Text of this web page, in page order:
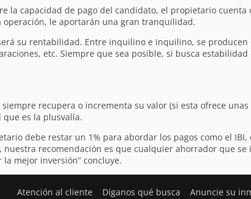
la capacidad de pago del candidato, el propietario cuenta
le aportarán una gran tranquilidad.
su rentabilidad. Entre inquilino e inquilino, se producen
etc. Siempre que sea posible, si busca
recupera o incrementa su valor (si esta ofrece unas
es la plusvalía.
debe restar un 1% para abordar los pagos como el
recomendación es que cualquier ahorrador que se
mejor inversión” concluye.
Atención al cliente Díganos qué busca Anuncie su